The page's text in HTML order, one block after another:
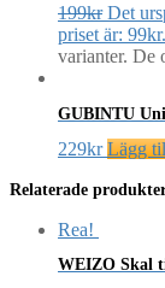
199kr Det
priset är: 99kr.
varianter. De
GUBINTU
229kr Lägg
Relaterade
Rea!
WEIZO Skal